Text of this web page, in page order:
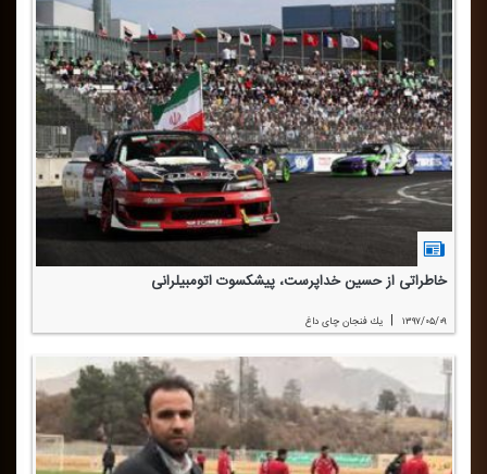
خاطراتی از حسین خداپرست، پیشكسوت اتومبیلرانی
۱۳۹۷/۰۵/۰۹ | یك فنجان چای داغ